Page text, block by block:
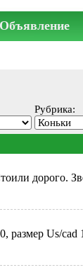
Рубрика:
дорого.
размер Us/